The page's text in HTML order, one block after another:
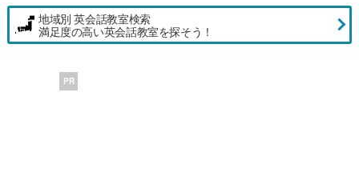
地域別 英会話教室検索
満足度の高い英会話教室を探そう！
PR